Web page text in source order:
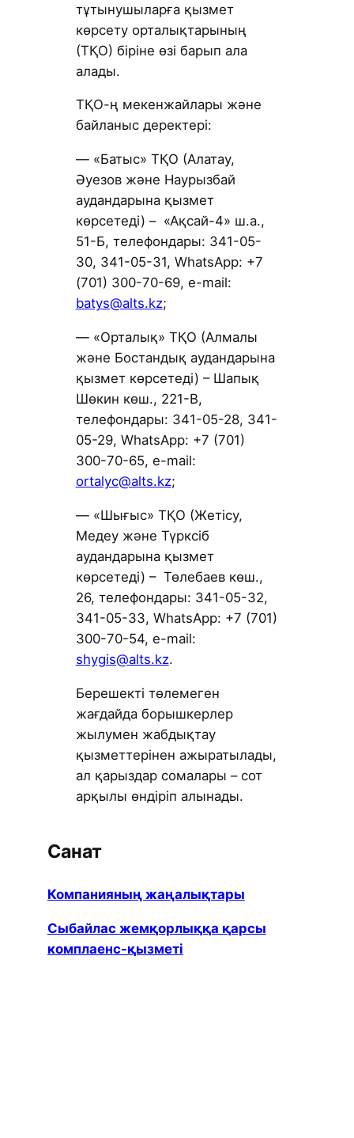
тұтынушыларға қызмет
көрсету орталықтарының
(ТҚО) біріне өзі барып ала
алады.
ТҚО-ң мекенжайлары және
байланыс деректері:
— «Батыс» ТҚО (Алатау,
Әуезов және Наурызбай
аудандарына қызмет
көрсетеді) – «Ақсай-4» ш.а.,
51-Б, телефондары: 341-05-
30, 341-05-31, WhatsApp: +7
(701) 300-70-69, е-mail:
batys@alts.kz;
— «Орталық» ТҚО (Алмалы
және Бостандық аудандарына
қызмет көрсетеді) – Шапық
Шөкин көш., 221-В,
телефондары: 341-05-28, 341-
05-29, WhatsApp: +7 (701)
300-70-65, е-mail:
ortalyc@alts.kz;
— «Шығыс» ТҚО (Жетісу,
Медеу және Түрксіб
аудандарына қызмет
көрсетеді) – Төлебаев көш.,
26, телефондары: 341-05-32,
341-05-33, WhatsApp: +7 (701)
300-70-54, е-mail:
shygis@alts.kz.
Берешекті төлемеген
жағдайда борышкерлер
жылумен жабдықтау
қызметтерінен ажыратылады,
ал қарыздар сомалары – сот
арқылы өндіріп алынады.
Санат
Компанияның жаңалықтары
Сыбайлас жемқорлыққа қарсы
комплаенс-қызметі